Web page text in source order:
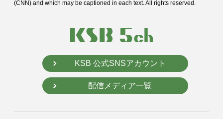
(CNN) and which may be captioned in each text. All rights reserved.
KSB 公式SNSアカウント
配信メディア一覧